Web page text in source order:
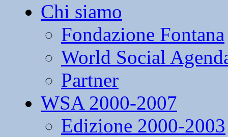
Chi siamo
Fondazione Fontana
World Social
Partner
WSA 2000-2007
Edizione 2000-2003